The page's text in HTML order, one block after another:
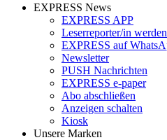
EXPRESS News
EXPRESS APP
Leserreporter/in werden
EXPRESS auf
Newsletter
PUSH Nachrichten
EXPRESS e-paper
Abo abschließen
Anzeigen schalten
Kiosk
Unsere Marken